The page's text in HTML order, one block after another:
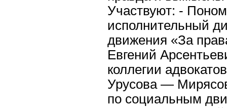
Участвуют: -
исполнительный
движения «За
Евгений
коллегии
Урусова —
по социальным